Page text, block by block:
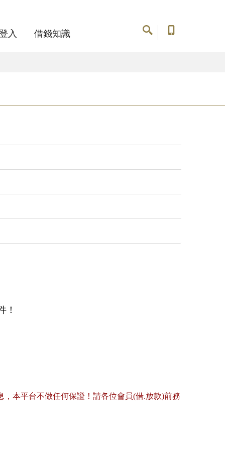
入 借錢知識
！
本平台不做任何保證！請各位會員(借.放款)前務